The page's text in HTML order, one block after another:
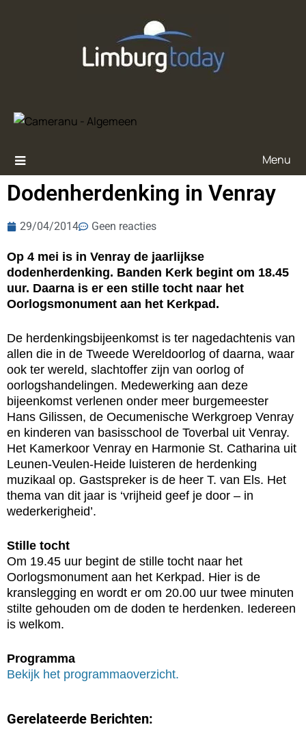
Menu
Dodenherdenking in Venray
29/04/2014 Geen reacties
Op 4 mei is in Venray de jaarlijkse
dodenherdenking. Banden Kerk begint om 18.45
uur. Daarna is er een stille tocht naar het
Oorlogsmonument aan het Kerkpad.
De herdenkingsbijeenkomst is ter nagedachtenis van
allen die in de Tweede Wereldoorlog of daarna, waar
ook ter wereld, slachtoffer zijn van oorlog of
oorlogshandelingen. Medewerking aan deze
bijeenkomst verlenen onder meer burgemeester
Hans Gilissen, de Oecumenische Werkgroep Venray
en kinderen van basisschool de Toverbal uit Venray.
Het Kamerkoor Venray en Harmonie St. Catharina uit
Leunen-Veulen-Heide luisteren de herdenking
muzikaal op. Gastspreker is de heer T. van Els. Het
thema van dit jaar is ‘vrijheid geef je door – in
wederkerigheid’.
Stille tocht
Om 19.45 uur begint de stille tocht naar het
Oorlogsmonument aan het Kerkpad. Hier is de
kranslegging en wordt er om 20.00 uur twee minuten
stilte gehouden om de doden te herdenken. Iedereen
is welkom.
Programma
Bekijk het programmaoverzicht.
Gerelateerde Berichten: